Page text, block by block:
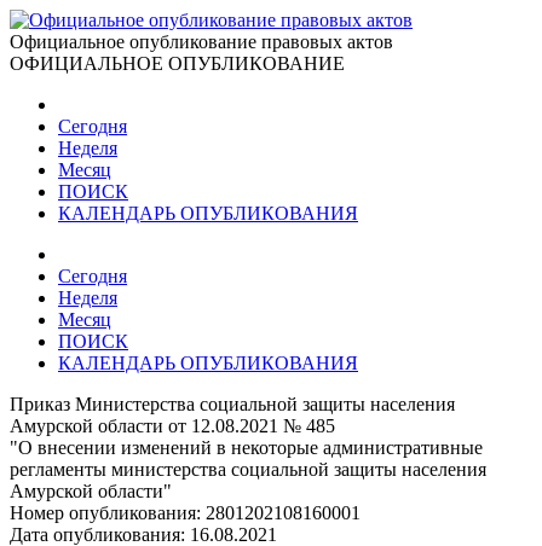
Официальное опубликование правовых актов
ОФИЦИАЛЬНОЕ ОПУБЛИКОВАНИЕ
Сегодня
Неделя
Месяц
ПОИСК
КАЛЕНДАРЬ ОПУБЛИКОВАНИЯ
Сегодня
Неделя
Месяц
ПОИСК
КАЛЕНДАРЬ ОПУБЛИКОВАНИЯ
Приказ Министерства социальной защиты населения
Амурской области от 12.08.2021 № 485
"О внесении изменений в некоторые административные
регламенты министерства социальной защиты населения
Амурской области"
Номер опубликования: 2801202108160001
Дата опубликования: 16.08.2021